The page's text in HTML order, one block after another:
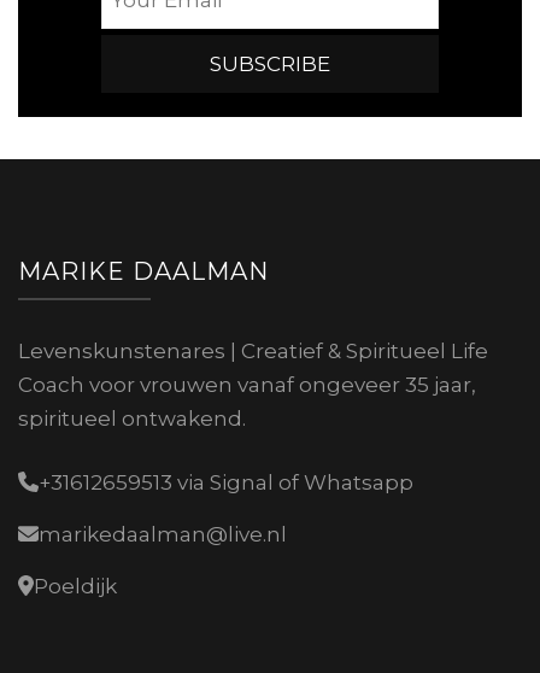
MARIKE DAALMAN
Levenskunstenares | Creatief & Spiritueel Life
Coach voor vrouwen vanaf ongeveer 35 jaar,
spiritueel ontwakend.
+31612659513 via Signal of Whatsapp
marikedaalman@live.nl
Poeldijk